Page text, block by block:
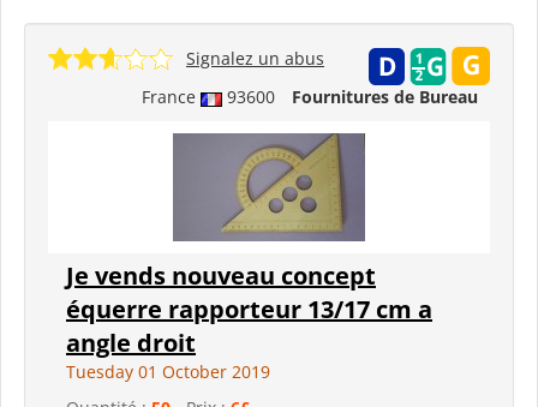
France 93600 Fournitures de Bureau
Signalez un abus
Je vends nouveau concept
équerre rapporteur 13/17 cm a
angle droit
Tuesday 01 October 2019